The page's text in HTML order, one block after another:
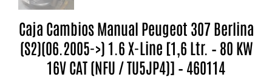
Caja Cambios Manual Peugeot 307 Berlina
(S2)(06.2005->) 1.6 X-Line [1,6 Ltr. – 80 KW
16V CAT (NFU / TU5JP4)] – 460114